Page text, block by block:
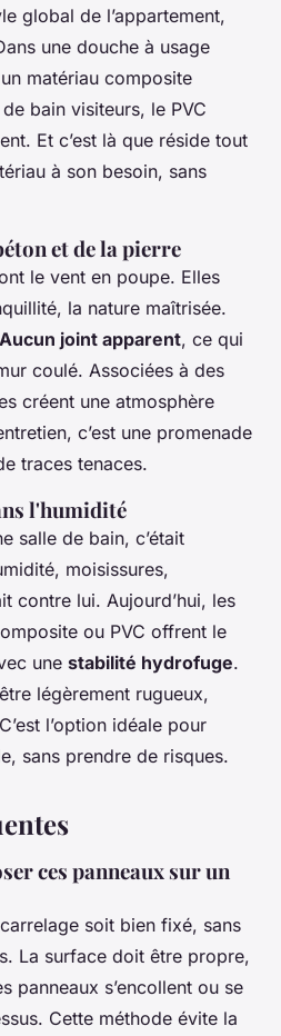
global de l’appartement,
une douche à usage
matériau composite
bain visiteurs, le PVC
Et c’est là que réside tout
à son besoin, sans
et de la pierre
le vent en poupe. Elles
la nature maîtrisée.
Aucun joint apparent, ce qui
coulé. Associées à des
créent une atmosphère
c’est une promenade
traces tenaces.
l'humidité
salle de bain, c’était
moisissures,
contre lui. Aujourd’hui, les
ou PVC offrent le
une stabilité hydrofuge.
légèrement rugueux,
l’option idéale pour
sans prendre de risques.
ces panneaux sur un
soit bien fixé, sans
La surface doit être propre,
panneaux s’encollent ou se
Cette méthode évite la